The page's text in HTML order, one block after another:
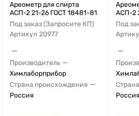
Ареометр для спирта
АСП-2 21-26 ГОСТ 18481-81
Под заказ (Запросите КП)
Артикул 20977
—
Производитель —
Химлаборприбор
Страна происхождения —
Россия
АСП-2
Под
—
Россия